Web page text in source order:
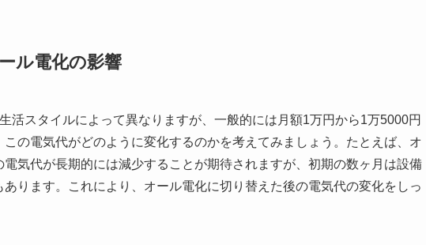
ル電化の影響
活スタイルによって異なりますが、一般的には月額1万円から1万5000円
の電気代がどのように変化するのかを考えてみましょう。たとえば、オ
気代が長期的には減少することが期待されますが、初期の数ヶ月は設備
ります。これにより、オール電化に切り替えた後の電気代の変化をしっ